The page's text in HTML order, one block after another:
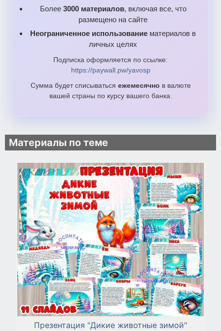
Более 3000 материалов, включая все, что
размещено на сайте
Неограниченное использование материалов в
личных целях
Подписка оформляется по ссылке:
https://paywall.pw/yavosp
Сумма будет списываться ежемесячно в валюте
вашей страны по курсу вашего банка.
Материалы по теме
Презентация "Дикие животные зимой"